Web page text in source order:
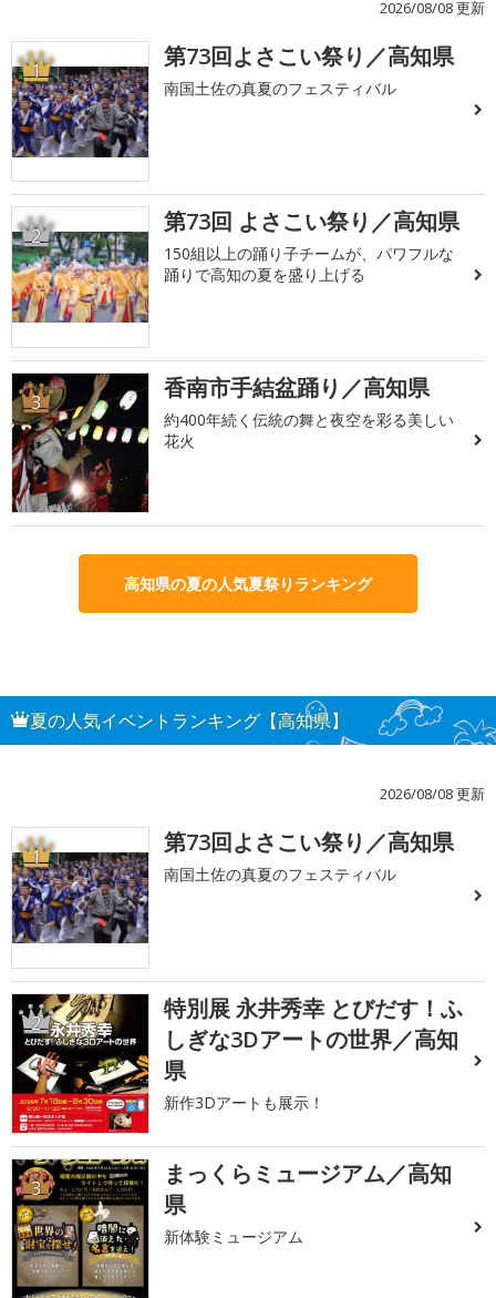
2026/08/08 更新
1 第73回よさこい祭り／高知県
南国土佐の真夏のフェスティバル
2 第73回 よさこい祭り／高知県
150組以上の踊り子チームが、パワフルな
踊りで高知の夏を盛り上げる
3 香南市手結盆踊り／高知県
約400年続く伝統の舞と夜空を彩る美しい
花火
高知県の夏の人気夏祭りランキング
夏の人気イベントランキング【高知県】
2026/08/08 更新
1 第73回よさこい祭り／高知県
南国土佐の真夏のフェスティバル
2
特別展 永井秀幸 とびだす！ふ
しぎな3Dアートの世界／高知
県
新作3Dアートも展示！
3
まっくらミュージアム／高知
県
新体験ミュージアム